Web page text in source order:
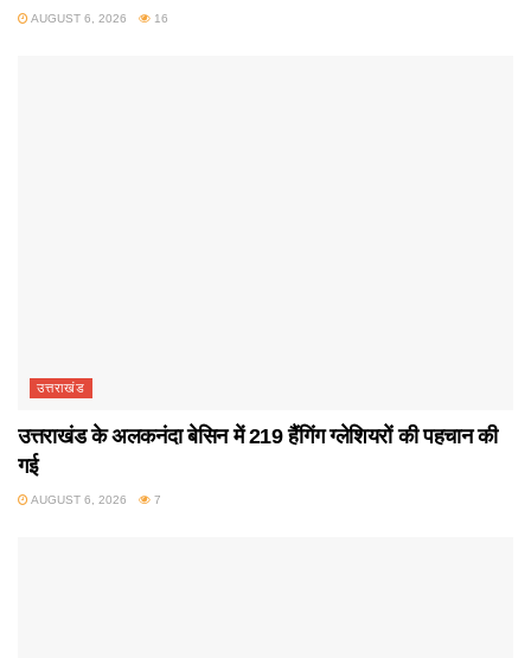
AUGUST 6, 2026 16
उत्तराखंड
उत्तराखंड के अलकनंदा बेसिन में 219 हैंगिंग ग्लेशियरों की पहचान की
गई
AUGUST 6, 2026 7